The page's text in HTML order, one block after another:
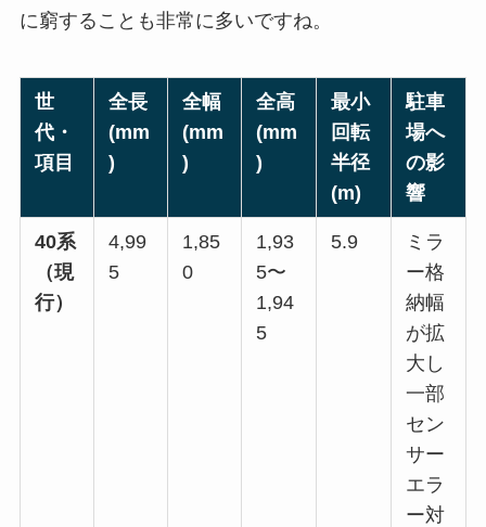
に窮することも非常に多いですね。
世
代・
項目
全長
(mm
)
全幅
(mm
)
全高
(mm
)
最小
回転
半径
(m)
駐車
場へ
の影
響
40系
（現
行）
4,99
5
1,85
0
1,93
5〜
1,94
5
5.9
ミラ
ー格
納幅
が拡
大し
一部
セン
サー
エラ
ー対